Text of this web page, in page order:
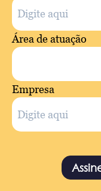
Área de atuação
Empresa